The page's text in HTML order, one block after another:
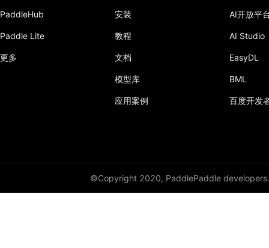
PaddleHub
Paddle Lite
更多
安装
教程
文档
模型库
应用案例
AI开放平
AI Studio
EasyDL
BML
百度开发
©Copyright 2020, PaddlePaddle developers.